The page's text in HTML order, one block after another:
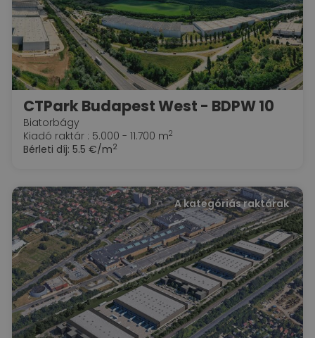
CTPark Budapest West - BDPW 10
Biatorbágy
Kiadó raktár : 5.000 - 11.700 m2
Bérleti díj: 5.5 €/m2
A kategóriás raktárak